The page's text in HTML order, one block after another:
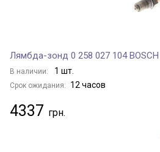
Лямбда-зонд 0 258 027 104 BOSCH
В наличии: 1 шт.
Срок ожидания: 12 часов
4337